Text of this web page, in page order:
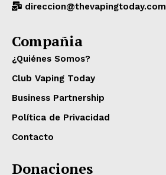
direccion@thevapingtoday.com
Compañia
¿Quiénes Somos?
Club Vaping Today
Business Partnership
Política de Privacidad
Contacto
Donaciones